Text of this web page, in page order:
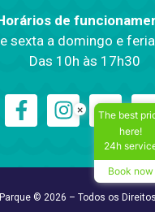
de
sexta a domingo e
Das 10h às 17h30
© 2026 – Todos os
×
The best
here!
24h
Book now